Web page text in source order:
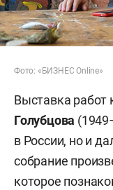
Фото: «БИЗНЕС Online»
Выставка работ
Голубцова
в России, но и
собрание
которое